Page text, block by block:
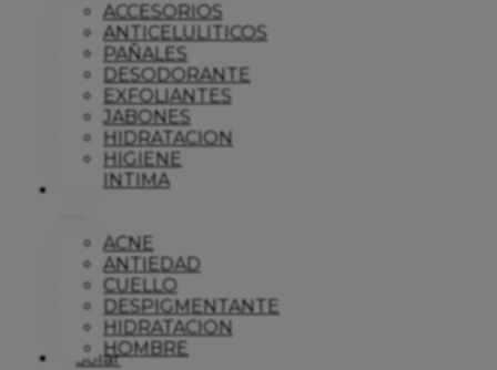
ACCESORIOS
ANTICELULITICOS
PAÑALES
DESODORANTE
EXFOLIANTES
JABONES
HIDRATACION
HIGIENE
INTIMA
Dermo
ACNE
ANTIEDAD
CUELLO
DESPIGMENTANTE
HIDRATACION
HOMBRE
Solar